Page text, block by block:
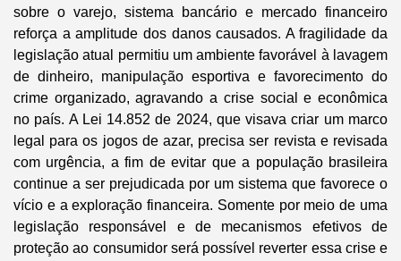
sobre o varejo, sistema bancário e mercado financeiro
reforça a amplitude dos danos causados. A fragilidade da
legislação atual permitiu um ambiente favorável à lavagem
de dinheiro, manipulação esportiva e favorecimento do
crime organizado, agravando a crise social e econômica
no país. A Lei 14.852 de 2024, que visava criar um marco
legal para os jogos de azar, precisa ser revista e revisada
com urgência, a fim de evitar que a população brasileira
continue a ser prejudicada por um sistema que favorece o
vício e a exploração financeira. Somente por meio de uma
legislação responsável e de mecanismos efetivos de
proteção ao consumidor será possível reverter essa crise e